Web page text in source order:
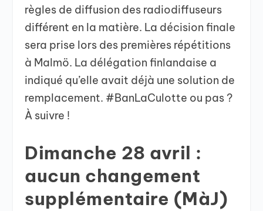
règles de diffusion des radiodiffuseurs
différent en la matière. La décision finale
sera prise lors des premières répétitions
à Malmö. La délégation finlandaise a
indiqué qu’elle avait déjà une solution de
remplacement. #BanLaCulotte ou pas ?
À suivre !
Dimanche 28 avril :
aucun changement
supplémentaire (MàJ)